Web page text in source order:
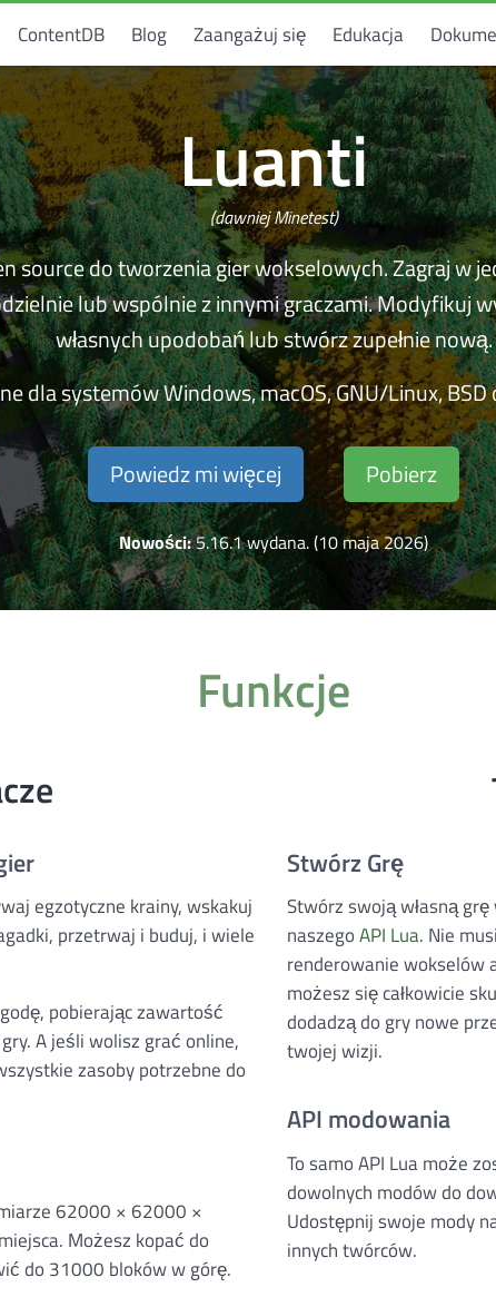
ContentDB Blog Zaangażuj się Edukacja
Luanti
(dawniej Minetest)
source do tworzenia gier wokselowych. Zagraj w
lub wspólnie z innymi graczami. Modyfikuj
własnych upodobań lub stwórz zupełnie nową.
dla systemów Windows, macOS, GNU/Linux,
Powiedz mi więcej Pobierz
Nowości:5.16.1 wydana. (10 maja 2026)
Funkcje
egzotyczne krainy, wskakuj
przetrwaj i buduj, i wiele
pobierając zawartość
A jeśli wolisz grać online,
zasoby potrzebne do
62000 × 62000 ×
Możesz kopać do
do 31000 bloków w górę.
Stwórz Grę
Stwórz swoją własną
naszegoAPI Lua. Nie
renderowanie wokselów
możesz się całkowicie
dodadzą do gry nowe
twojej wizji.
API modowania
To samo API Lua może
dowolnych modów do
Udostępnij swoje mody
innych twórców.